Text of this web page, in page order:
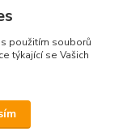
s použitím souborů
týkající se Vašich